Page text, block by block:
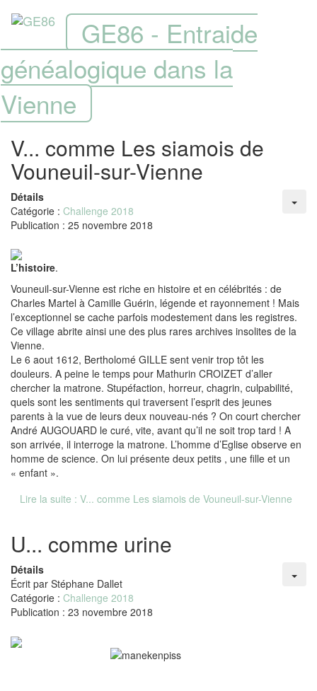
GE86 - Entraide
généalogique dans la
Vienne
V... comme Les siamois de
Vouneuil-sur-Vienne
Détails
Catégorie : Challenge 2018
Publication : 25 novembre 2018
L’histoire.
Vouneuil-sur-Vienne est riche en histoire et en célébrités : de
Charles Martel à Camille Guérin, légende et rayonnement ! Mais
l’exceptionnel se cache parfois modestement dans les registres.
Ce village abrite ainsi une des plus rares archives insolites de la
Vienne.
Le 6 aout 1612, Bertholomé GILLE sent venir trop tôt les
douleurs. A peine le temps pour Mathurin CROIZET d’aller
chercher la matrone. Stupéfaction, horreur, chagrin, culpabilité,
quels sont les sentiments qui traversent l’esprit des jeunes
parents à la vue de leurs deux nouveau-nés ? On court chercher
André AUGOUARD le curé, vite, avant qu’il ne soit trop tard ! A
son arrivée, il interroge la matrone. L’homme d’Eglise observe en
homme de science. On lui présente deux petits , une fille et un
« enfant ».
Lire la suite : V... comme Les siamois de Vouneuil-sur-Vienne
U... comme urine
Détails
Écrit par Stéphane Dallet
Catégorie : Challenge 2018
Publication : 23 novembre 2018